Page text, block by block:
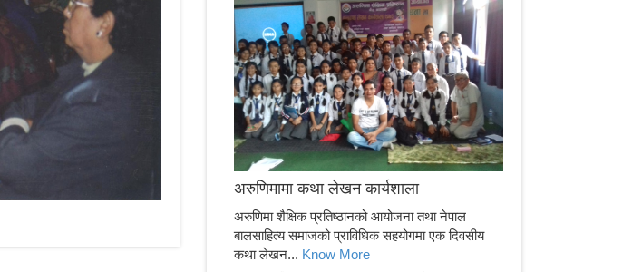
अरुणिमामा कथा लेखन कार्यशाला
अरुणिमा शैक्षिक प्रतिष्ठानको आयोजना तथा नेपाल
बालसाहित्य समाजको प्राविधिक सहयोगमा एक दिवसीय
कथा लेखन... Know More